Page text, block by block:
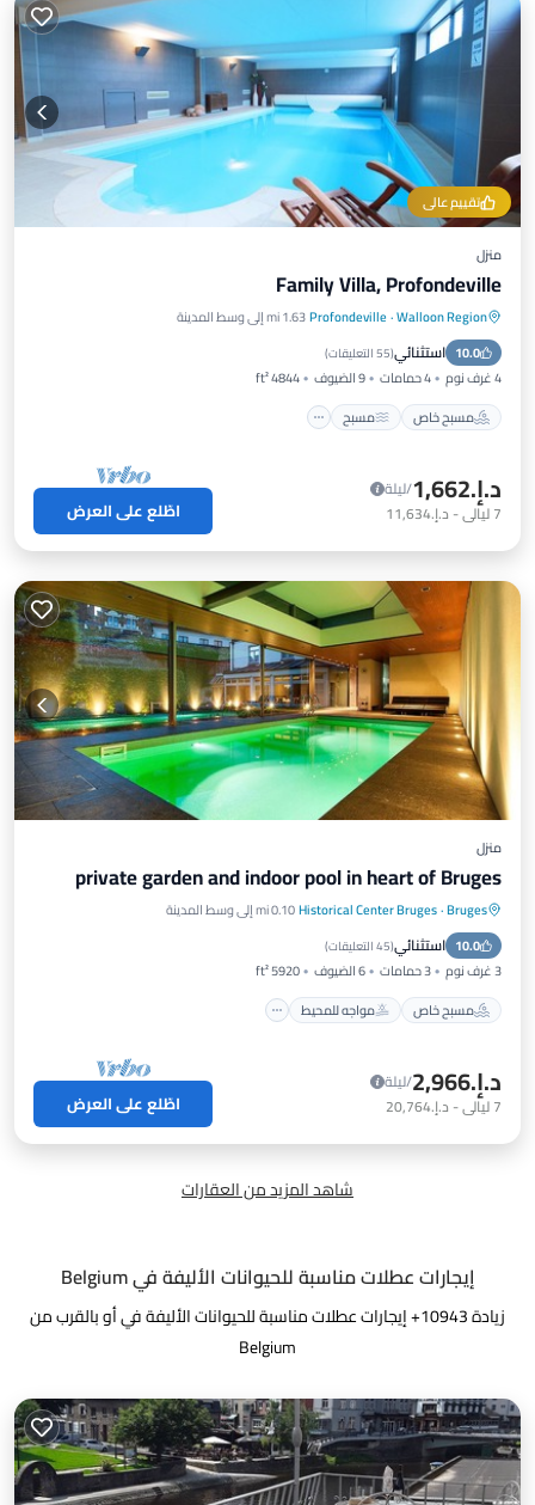
تقييم عالي
منزل
Family Villa, Profondeville
Walloon Region
·
Profondeville1.63 mi إلى وسط المدينة
10.0 استثنائي(55 التعليقات )
4 غرف نوم 4 حمامات 9 الضيوف
4844 ft²
مسبح خاص
مسبح
مسبح خاص مسبح
سبا
شرفة / تراس
د.إ.‏1,662
/ليلة
7ليالي- د.إ.‏11,634 اطّلع على العرض
منزل
private garden and indoor pool in heart of Bruges
Bruges
·
Historical Center Bruges0.10 mi إلى وسط المدينة
10.0 استثنائي(45 التعليقات )
3 غرف نوم 3 حمامات 6 الضيوف
5920 ft²
مسبح خاص
مواجه للمحيط
مسبح خاص
مواجه للمحيط
حوض استحمام ساخن
د.إ.‏2,966
/ليلة
7ليالي- د.إ.‏20,764 اطّلع على العرض
شاهد المزيد من العقارات
إيجارات عطلات مناسبة للحيوانات الأليفة في Belgium
زيادة10943+ إيجارات عطلات مناسبة للحيوانات الأليفة في أو بالقرب من
Belgium